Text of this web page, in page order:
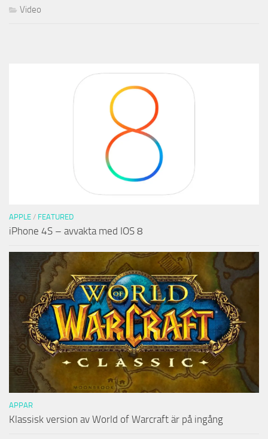
Video
APPLE / FEATURED
iPhone 4S – avvakta med IOS 8
APPAR
Klassisk version av World of Warcraft är på ingång